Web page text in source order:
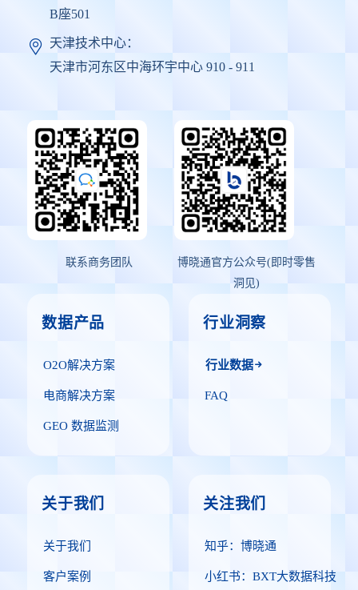
B座501
天津技术中心：
天津市河东区中海环宇中心 910 - 911
联系商务团队
博晓通官方公众号(即时零售
洞见)
数据产品
O2O解决方案
电商解决方案
GEO 数据监测
行业洞察
行业数据
FAQ
关于我们
关于我们
客户案例
关注我们
知乎：博晓通
小红书：BXT大数据科技